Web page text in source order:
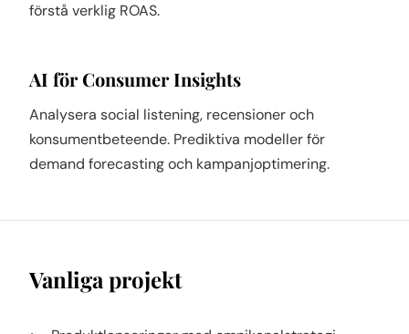
förstå verklig ROAS.
AI för Consumer Insights
Analysera social listening, recensioner och
konsumentbeteende. Prediktiva modeller för
demand forecasting och kampanjoptimering.
Vanliga projekt